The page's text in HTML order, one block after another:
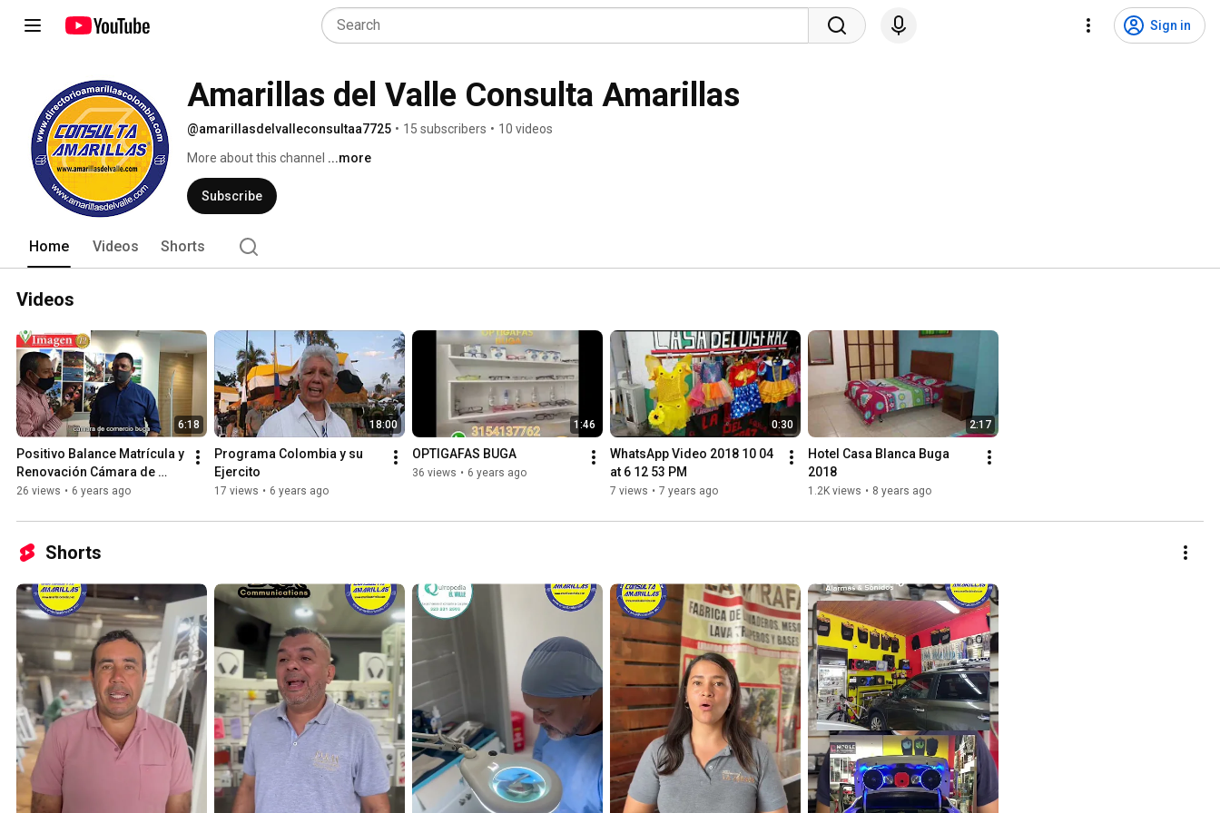
Sign in
Amarillas del Valle Consulta Amarillas
@amarillasdelvalleconsultaa7725 • 15 subscribers • 10 videos
More about this channel ...more
Subscribe
Home Videos Shorts
Videos
6:18
Positivo Balance Matrícula y
Renovación Cámara de
Comercio de Buga
26 views • 6 years ago
18:00
Programa Colombia y su
Ejercito
17 views • 6 years ago
1:46
OPTIGAFAS BUGA
36 views • 6 years ago
0:30
WhatsApp Video 2018 10 04
at 6 12 53 PM
7 views • 7 years ago
2:17
Hotel Casa Blanca Buga
2018
1.2K views • 8 years ago
Shorts